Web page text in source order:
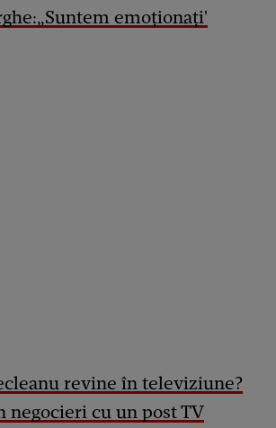
emoționați'
revine în televiziune?
negocieri cu un post TV